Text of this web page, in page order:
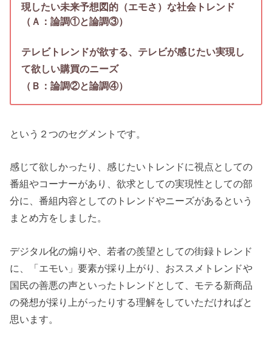
現したい未来予想図的（エモさ）な社会トレンド
（Ａ：論調①と論調③）
テレビトレンドが欲する、テレビが感じたい実現し
て欲しい購買のニーズ
（Ｂ：論調②と論調④）
という２つのセグメントです。
感じて欲しかったり、感じたいトレンドに視点としての
番組やコーナーがあり、欲求としての実現性としての部
分に、番組内容としてのトレンドやニーズがあるという
まとめ方をしました。
デジタル化の煽りや、若者の羨望としての街録トレンド
に、「エモい」要素が採り上がり、おススメトレンドや
国民の善悪の声といったトレンドとして、モテる新商品
の発想が採り上がったりする理解をしていただければと
思います。